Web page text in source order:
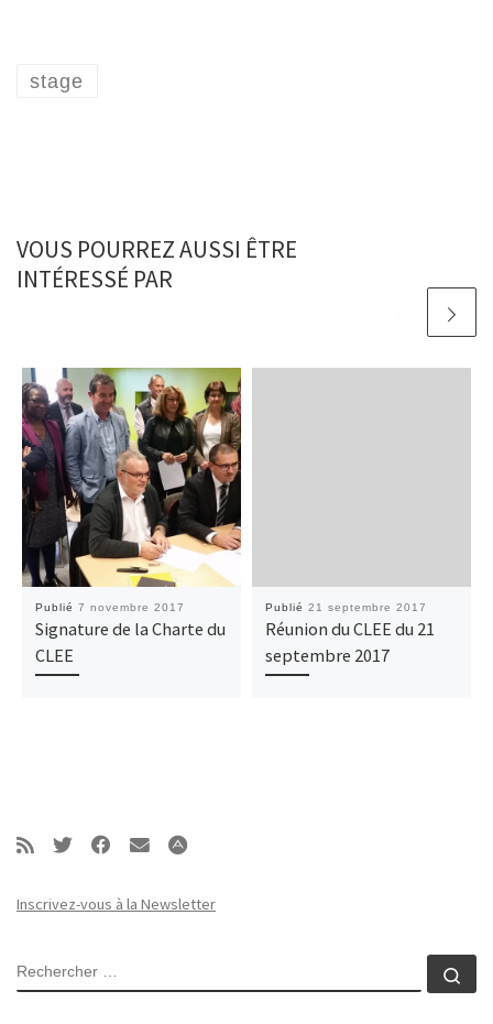
stage
VOUS POURREZ AUSSI ÊTRE
INTÉRESSÉ PAR
Publié 7 novembre 2017
Signature de la Charte du
CLEE
Publié 21 septembre 2017
Réunion du CLEE du 21
septembre 2017
Inscrivez-vous à la Newsletter
RECHERCHER